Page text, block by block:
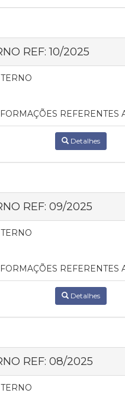
REF: 10/2025
REFERENTES
Detalhes
REF: 09/2025
REFERENTES
Detalhes
REF: 08/2025